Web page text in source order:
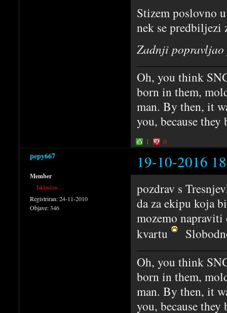
Stizem poslovno
nek se predbiljezi
Zadnji popravljao
Oh, you think
born in them,
man. By then, it
you, because
1 0
pepy667 19-10-2016
Member
Isključen
Registriran:24-11-2010
Objave:346
pozdrav s
da za ekipu koja
mozemo
kvartu
Oh, you think
born in them,
man. By then, it
you, because